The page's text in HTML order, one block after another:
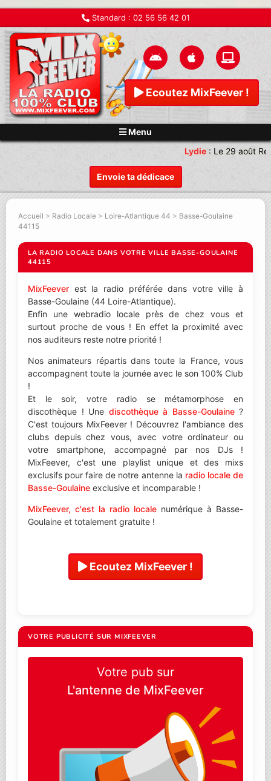
Standard : 02 56 56 42 01
Ecoutez MixFeever !
Menu
Envoie ta dédicace
Lydie:Le 29 août
Accueil > Radio Locale > Loire-Atlantique 44 > Basse-Goulaine
44115
LA RADIO LOCALE DANS VOTRE VILLE BASSE-GOULAINE
44115
MixFeever est la radio préférée dans votre ville à
Basse-Goulaine (44 Loire-Atlantique).
Enfin une webradio locale près de chez vous et
surtout proche de vous ! En effet la proximité avec
nos auditeurs reste notre priorité !
Nos animateurs répartis dans toute la France, vous
accompagnent toute la journée avec le son 100% Club
!
Et le soir, votre radio se métamorphose en
discothèque ! Une discothèque à Basse-Goulaine?
C'est toujours MixFeever ! Découvrez l'ambiance des
clubs depuis chez vous, avec votre ordinateur ou
votre smartphone, accompagné par nos DJs !
MixFeever, c'est une playlist unique et des mixs
exclusifs pour faire de notre antenne la radio locale de
Basse-Goulaine exclusive et incomparable !
MixFeever, c'est la radio locale numérique à Basse-
Goulaine et totalement gratuite !
Ecoutez MixFeever !
VOTRE PUBLICITÉ SUR MIXFEEVER
Votre pub sur
L'antenne de MixFeever